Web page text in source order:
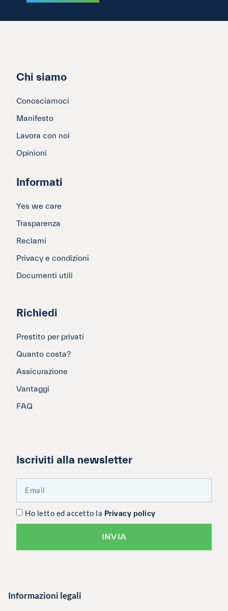
Chi siamo
Conosciamoci
Manifesto
Lavora con noi
Opinioni
Informati
Yes we care
Trasparenza
Reclami
Privacy e condizioni
Documenti utili
Richiedi
Prestito per privati
Quanto costa?
Assicurazione
Vantaggi
FAQ
Iscriviti alla newsletter
Ho letto ed accetto la Privacy policy
INVIA
Informazioni legali